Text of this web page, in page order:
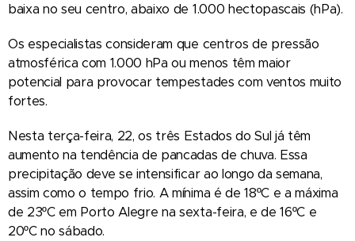
baixa no seu centro, abaixo de 1.000 hectopascais (hPa).
Os especialistas consideram que centros de pressão
atmosférica com 1.000 hPa ou menos têm maior
potencial para provocar tempestades com ventos muito
fortes.
Nesta terça-feira, 22, os três Estados do Sul já têm
aumento na tendência de pancadas de chuva. Essa
precipitação deve se intensificar ao longo da semana,
assim como o tempo frio. A mínima é de 18ºC e a máxima
de 23ºC em Porto Alegre na sexta-feira, e de 16ºC e
20ºC no sábado.